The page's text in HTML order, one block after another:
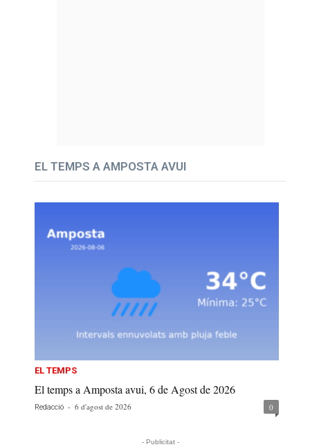
EL TEMPS A AMPOSTA AVUI
EL TEMPS
El temps a Amposta avui, 6 de Agost de 2026
Redacció - 6 d'agost de 2026 0
- Publicitat -